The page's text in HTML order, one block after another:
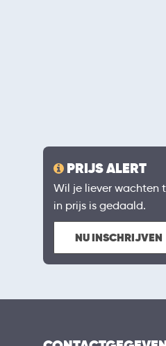
PRIJS ALERT
Wil je liever wachten
in prijs is gedaald.
NU INSCHRIJVEN